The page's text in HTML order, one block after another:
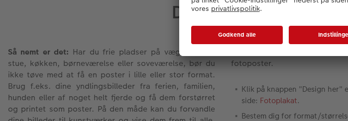
Dekorer dit hjem
Så nemt er det: Har du frie pladser på væggen i din
stue, køkken, børneværelse eller soveværelse, bør du
ikke tøve med at få en poster i lille eller stor format.
Brug f.eks. dine yndlingsbilleder fra ferien, familien,
hunden eller af noget helt fjerde og få dem forstørret
og printet som poster. På den måde kan du forvandle
fotoposter.
Klik på knappen "Design her"
side: Fotoplakat.
Bestem dig for format/